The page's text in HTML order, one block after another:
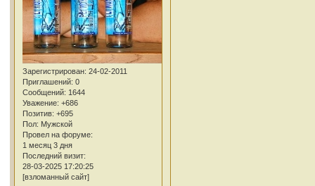
Зарегистрирован: 24-02-2011
Приглашений: 0
Сообщений: 1644
Уважение: +686
Позитив: +695
Пол: Мужской
Провел на форуме:
1 месяц 3 дня
Последний визит:
28-03-2025 17:20:25
[взломанный сайт]